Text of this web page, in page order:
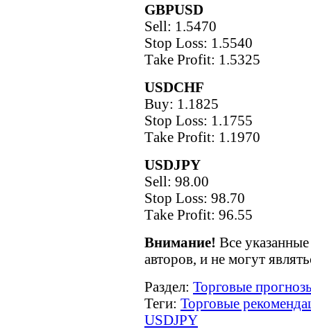
GBPUSD
Sell: 1.5470
Stop Loss: 1.5540
Тake Рrofit: 1.5325
USDCHF
Buy: 1.1825
Stop Loss: 1.1755
Тake Рrofit: 1.1970
USDJPY
Sell: 98.00
Stop Loss: 98.70
Тake Рrofit: 96.55
Внимание! Все
авторов, и не могут
Раздел: Торговые
Теги: Торговые
USDJPY